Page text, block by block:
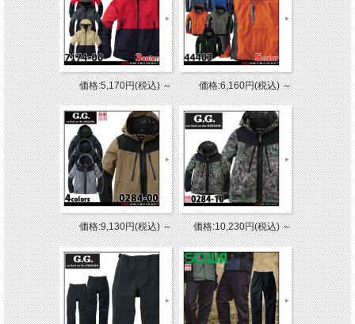
価格:5,170円(税込)～ 価格:6,160円(税込)～
価格:9,130円(税込)～ 価格:10,230円(税込)～